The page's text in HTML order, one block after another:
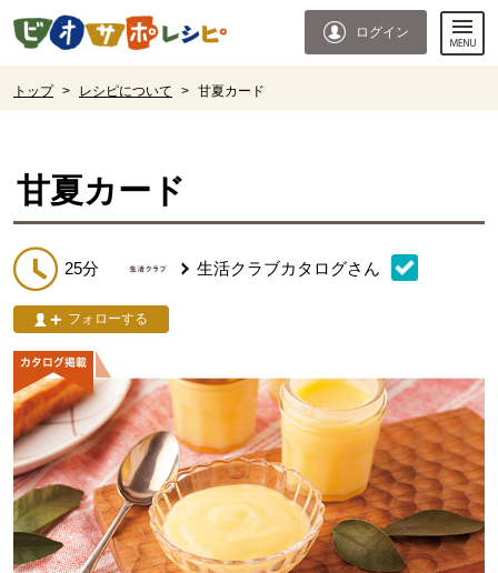
ページの先頭です。
ログイン
トップ > レシピについて > 甘夏カード
甘夏カード
25分 生活クラブカタログさん
フォローする